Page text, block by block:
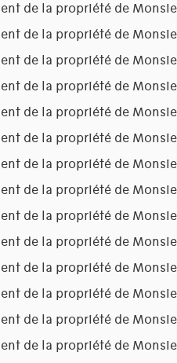
de la propriété de
de la propriété de
de la propriété de
de la propriété de
de la propriété de
de la propriété de
de la propriété de
de la propriété de
de la propriété de
de la propriété de
de la propriété de
de la propriété de
de la propriété de
de la propriété de